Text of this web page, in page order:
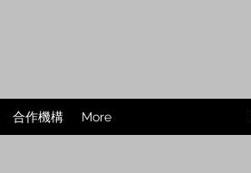
合作機構 More